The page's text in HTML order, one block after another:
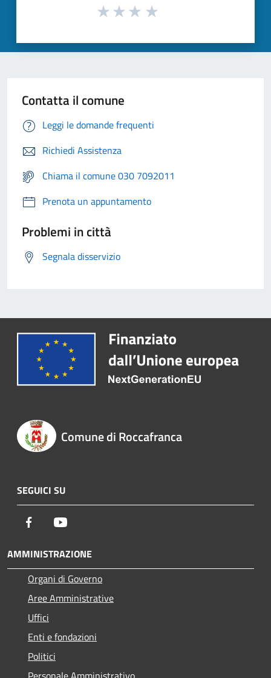
Contatta il comune
Leggi le domande frequenti
Richiedi Assistenza
Chiama il comune 030 7092011
Prenota un appuntamento
Problemi in città
Segnala disservizio
Comune di Roccafranca
SEGUICI SU
Facebook
AMMINISTRAZIONE
Organi di Governo
Aree Amministrative
Uffici
Enti e fondazioni
Politici